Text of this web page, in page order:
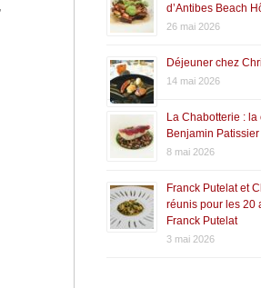
d’Antibes Beach
26 mai 2026
Déjeuner chez
14 mai 2026
La Chabotterie :
Benjamin Patissier
8 mai 2026
Franck Putelat et
réunis pour les 20
Franck Putelat
3 mai 2026